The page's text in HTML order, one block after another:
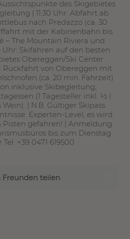
des Skigebietes
| 11.30 Uhr: Abfahrt ab
nach Predazzo (ca. 30
mit der Kabinenbahn bis
– The Mountain Riviera und
Uhr: Skifahren auf den besten
Obereggen/Ski Center
Rückfahrt von Obereggen mit
(ca. 20 min. Fahrzeit)
inklusive Skibegleitung,
(1 Tagesteller inkl. ½ l
Wein). | N.B. Gültiger Skipass
Experten-Level, es wird
Pisten gefahren! | Anmeldung:
bis zum Dienstag
Tel. +39 0471 619500
teilen